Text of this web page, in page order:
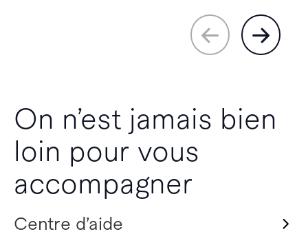
On n’est jamais bien
loin pour vous
accompagner
Centre d’aide